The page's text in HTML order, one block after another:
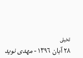
تخیلی
٢٨ آبان ١٣٩٦ -مهدی نوید